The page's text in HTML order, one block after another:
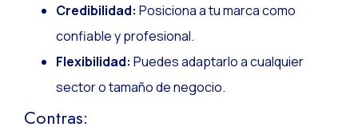
Credibilidad: Posiciona a tu marca como
confiable y profesional.
Flexibilidad: Puedes adaptarlo a cualquier
sector o tamaño de negocio.
Contras: